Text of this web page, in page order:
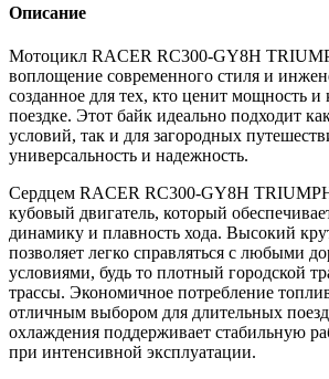
Описание
Мотоцикл RACER RC300-GY8H
воплощение современного стиля и
созданное для тех, кто ценит мощность
поездке. Этот байк идеально подходит
условий, так и для загородных
универсальность и надежность.
Сердцем RACER RC300-GY8H TRIUMPH
кубовый двигатель, который
динамику и плавность хода. Высокий
позволяет легко справляться с любыми
условиями, будь то плотный городской
трассы. Экономичное потребление
отличным выбором для длительных
охлаждения поддерживает стабильную
при интенсивной эксплуатации.